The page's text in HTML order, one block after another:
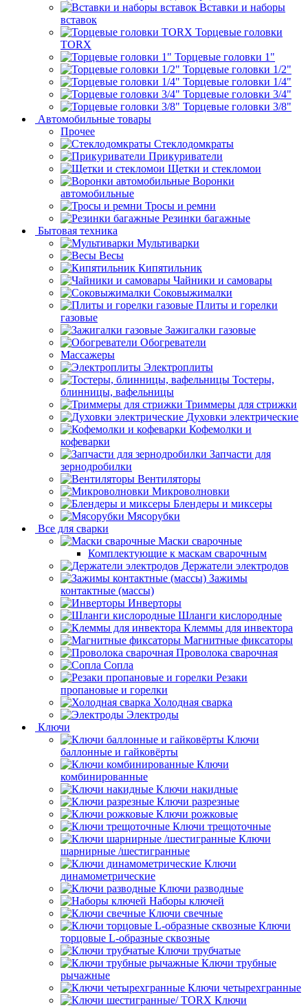
Вставки и наборы
вставок
Торцевые головки
TORX
Торцевые головки 1"
Торцевые головки 1/2"
Торцевые головки 1/4"
Торцевые головки 3/4"
Торцевые головки 3/8"
Автомобильные товары
Прочее
Стеклодомкраты
Прикуриватели
Щетки и стекломои
Воронки
автомобильные
Тросы и ремни
Резинки багажные
Бытовая техника
Мультиварки
Весы
Кипятильник
Чайники и самовары
Соковыжималки
Плиты и горелки
газовые
Зажигалки газовые
Обогреватели
Массажеры
Электроплиты
Тостеры,
блинницы, вафельницы
Триммеры для стрижки
Духовки электрические
Кофемолки и
кофеварки
Запчасти для
зернодробилки
Вентиляторы
Микроволновки
Блендеры и миксеры
Мясорубки
Все для сварки
Маски сварочные
Комплектующие к маскам сварочным
Держатели электродов
Зажимы
контактные (массы)
Инверторы
Шланги кислородные
Клеммы для инвектора
Магнитные фиксаторы
Проволока сварочная
Сопла
Резаки
пропановые и горелки
Холодная сварка
Электроды
Ключи
Ключи
баллонные и гайковёрты
Ключи
комбинированные
Ключи накидные
Ключи разрезные
Ключи рожковые
Ключи трещоточные
Ключи
шарнирные /шестигранные
Ключи
динамометрические
Ключи разводные
Наборы ключей
Ключи свечные
Ключи
торцовые L-образные сквозные
Ключи трубчатые
Ключи трубные
рычажные
Ключи четырехгранные
Ключи